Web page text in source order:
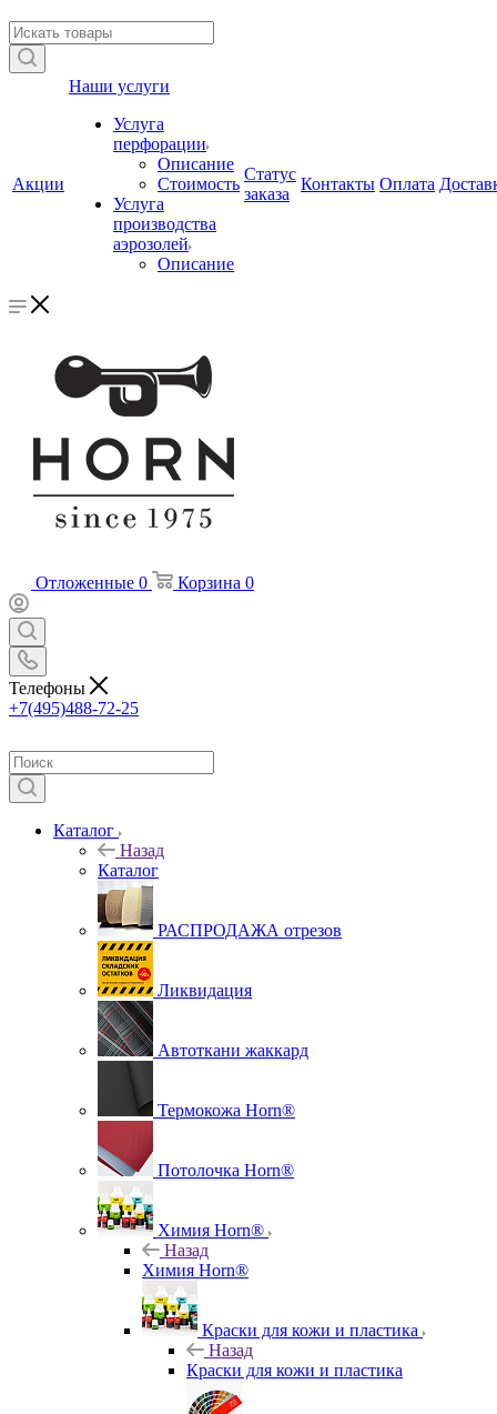
Акции
Наши услуги
Услуга
перфорации
Описание
Стоимость
Услуга
производства
аэрозолей
Описание
Статус
заказа
Контакты Оплата
Отложенные 0 Корзина 0
Телефоны
+7(495)488-72-25
Каталог
Назад
Каталог
РАСПРОДАЖА отрезов
Ликвидация
Автоткани жаккард
Термокожа Horn®
Потолочка Horn®
Химия Horn®
Назад
Химия Horn®
Краски для кожи и пластика
Назад
Краски для кожи и пластика